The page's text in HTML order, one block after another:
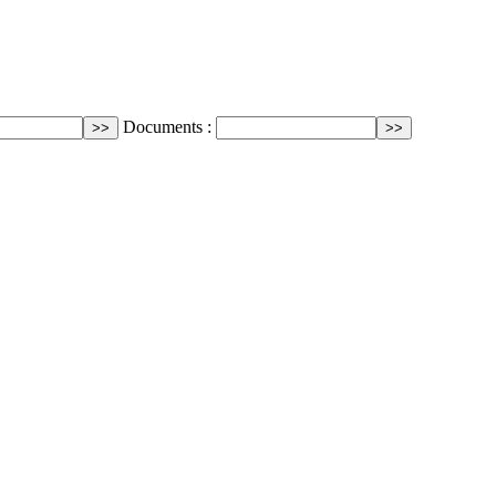
Documents :